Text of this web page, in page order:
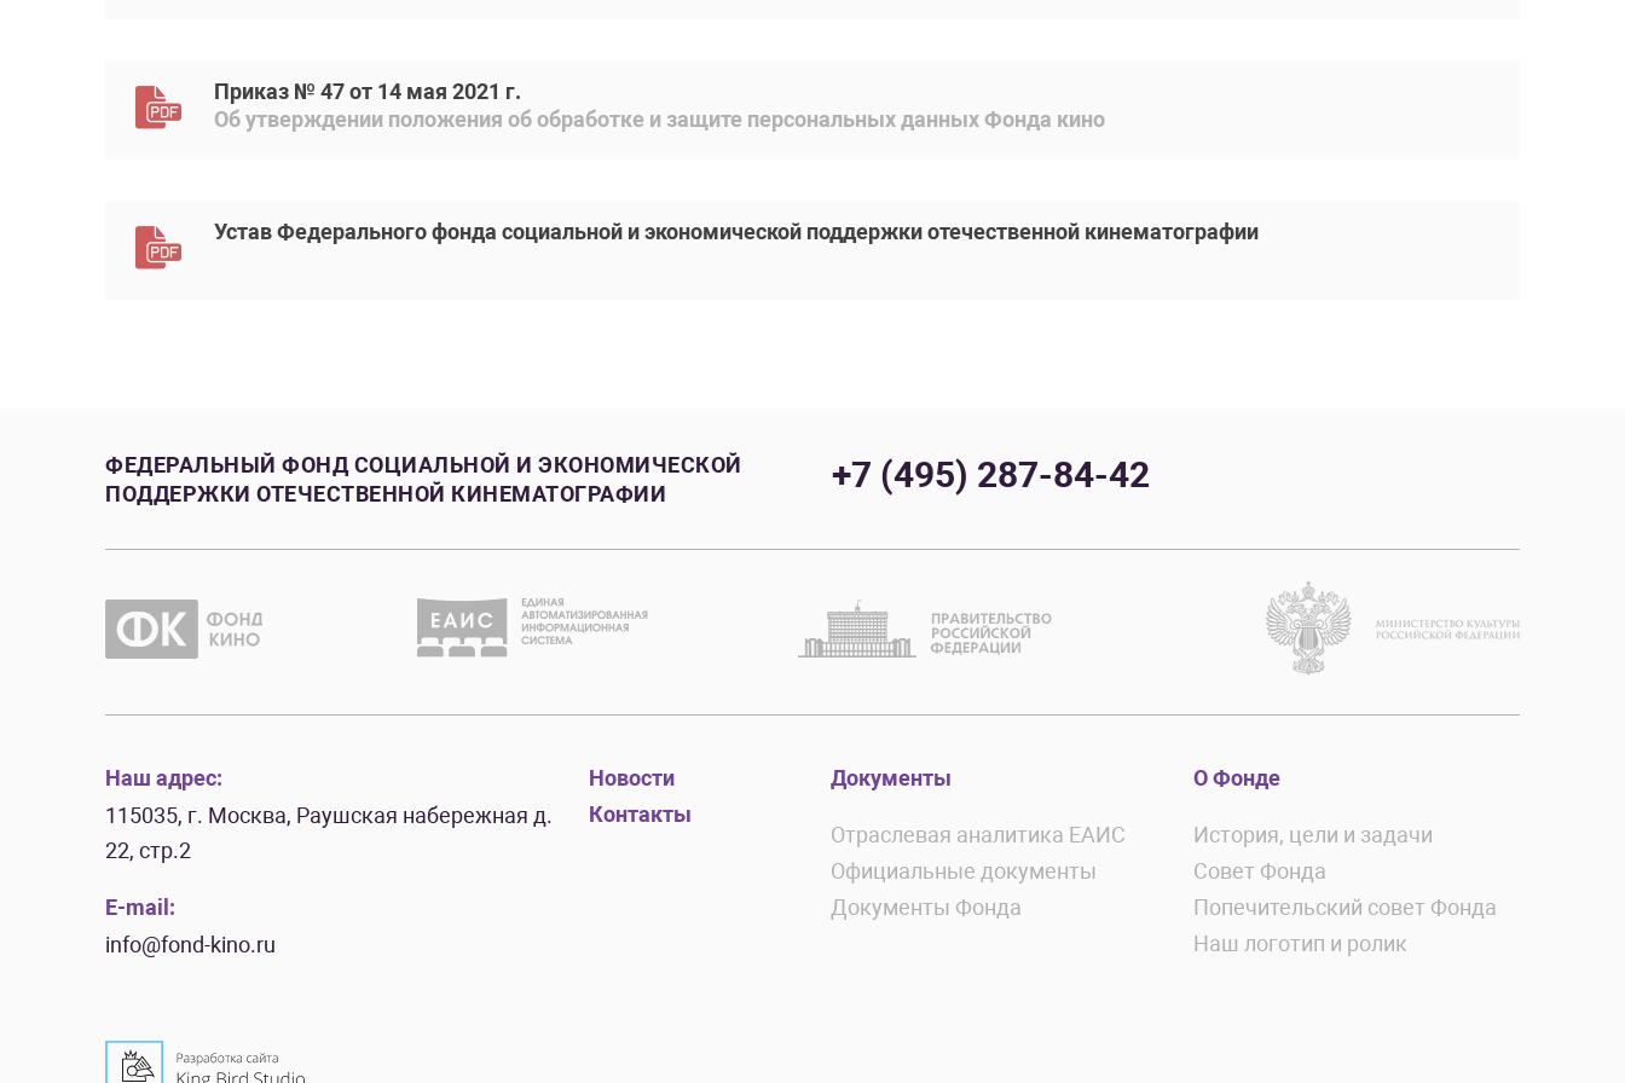
Приказ № 47 от 14 мая 2021 г.
Об утверждении положения об обработке и защите персональных данных Фонда кино
Устав Федерального фонда социальной и экономической поддержки отечественной кинематографии
ФЕДЕРАЛЬНЫЙ ФОНД СОЦИАЛЬНОЙ И ЭКОНОМИЧЕСКОЙ
ПОДДЕРЖКИ ОТЕЧЕСТВЕННОЙ КИНЕМАТОГРАФИИ
+7 (495) 287-84-42
Наш адрес:
115035, г. Москва, Раушская набережная д.
22, стр.2
E-mail:
info@fond-kino.ru
Новости
Контакты
Документы
Отраслевая аналитика ЕАИС
Официальные документы
Документы Фонда
О Фонде
История, цели и задачи
Совет Фонда
Попечительский совет Фонда
Наш логотип и ролик